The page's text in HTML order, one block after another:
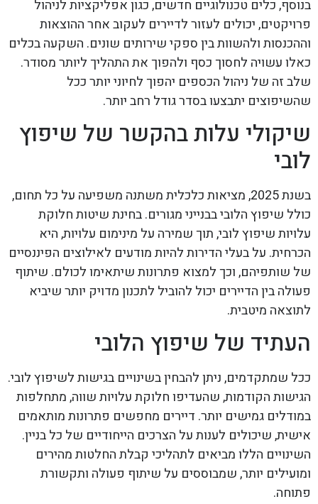
בנוסף, כלים טכנולוגיים חדשים, כגון אפליקציות לניהול
פרויקטים, יכולים לעזור לדיירים לעקוב אחר ההוצאות
וההכנסות ולהשוות בין ספקי שירותים שונים. השקעה בכלים
כאלו עשויה לחסוך כסף ולהפוך את התהליך ליותר מסודר.
שלב זה של ניהול הכספים יהפוך לחיוני יותר ככל
שהשיפוצים יתבצעו בסדר גודל רחב יותר.
שיקולי עלות בהקשר של שיפוץ
לובי
בשנת 2025, מציאות כלכלית משתנה משפיעה על כל תחום,
כולל שיפוץ הלובי בבנייני מגורים. בחינת שיטות חלוקת
עלויות שיפוץ לובי, תוך שמירה על מינימום עלויות, היא
הכרחית. על בעלי הדירות להיות מודעים לאילוצים הפיננסיים
של שותפיהם, וכך למצוא פתרונות שיתאימו לכולם. שיתוף
פעולה בין הדיירים יכול להוביל לתכנון מדויק יותר שיביא
לתוצאה מיטבית.
העתיד של שיפוץ הלובי
ככל שמתקדמים, ניתן להבחין בשינויים בגישות לשיפוץ לובי.
הגישות הקודמות, שהעדיפו חלוקת עלויות שווה, מתחלפות
במודלים גמישים יותר. דיירים מחפשים פתרונות מותאמים
אישית, שיכולים לענות על הצרכים הייחודיים של כל בניין.
השינויים הללו מביאים לתהליכי קבלת החלטות מהירים
ומועילים יותר, שמבוססים על שיתוף פעולה ותקשורת
פתוחה.